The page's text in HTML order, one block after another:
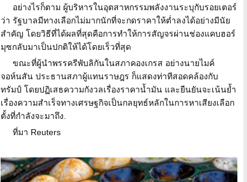
อย่างไรก็ตาม ผู้บริหารในอุตสาหกรรมพลังงานระบุกับรอยเตอร์
ว่า รัฐบาลมีทางเลือกไม่มากนักที่จะกดราคาให้ต่ำลงได้อย่างมีนัย
สำคัญ โดยวิธีที่ได้ผลที่สุดคือการทำให้การสัญจรผ่านช่องแคบฮอร์
มุซกลับมาเป็นปกติให้ได้โดยเร็วที่สุด
ขณะที่ผู้นำพรรครีพับลิกันในสภาคองเกรส อย่างนายไมค์
จอห์นสัน ประธานสภาผู้แทนราษฎร ก็แสดงท่าทีสอดคล้องกับ
ทรัมป์ โดยปฏิเสธความกังวลเรื่องราคาน้ำมัน และยืนยันจะเน้นย้ำ
เรื่องความสำเร็จทางเศรษฐกิจเป็นกลยุทธ์หลักในการหาเสียงเลือก
ตั้งที่กำลังจะมาถึง.
ที่มา Reuters